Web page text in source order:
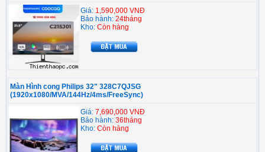
Giá: 1,590,000 VNĐ
Bảo hành: 24tháng
Kho: Còn hàng
Màn Hình cong Philips 32" 328C7QJSG
(1920x1080/MVA/144Hz/4ms/FreeSync)
Giá: 7,690,000 VNĐ
Bảo hành: 36tháng
Kho: Còn hàng